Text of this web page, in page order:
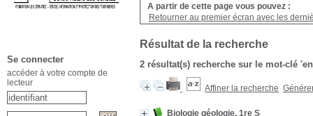
A partir de cette page vous pouvez :
Retourner au premier écran avec les
Résultat de la recherche
2 résultat(s) recherche sur le mot-clé
Affiner la recherche
Biologie géologie, 1re S
Se connecter
accéder à votre compte de
lecteur